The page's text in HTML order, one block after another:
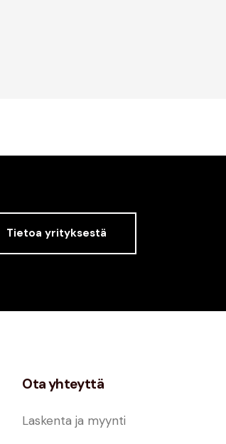
Tietoa yrityksestä
Ota yhteyttä
Laskenta ja myynti